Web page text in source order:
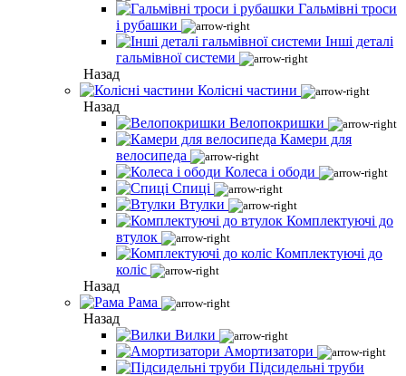
Гальмівні троси
і рубашки
Інші деталі
гальмівної системи
Назад
Колісні частини
Назад
Велопокришки
Камери для
велосипеда
Колеса і ободи
Спиці
Втулки
Комплектуючі до
втулок
Комплектуючі до
коліс
Назад
Рама
Назад
Вилки
Амортизатори
Підсидельні труби